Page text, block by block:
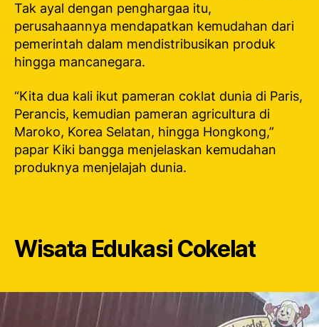
Tak ayal dengan penghargaa itu,
perusahaannya mendapatkan kemudahan dari
pemerintah dalam mendistribusikan produk
hingga mancanegara.
“Kita dua kali ikut pameran coklat dunia di Paris,
Perancis, kemudian pameran agricultura di
Maroko, Korea Selatan, hingga Hongkong,”
papar Kiki bangga menjelaskan kemudahan
produknya menjelajah dunia.
Wisata Edukasi Cokelat